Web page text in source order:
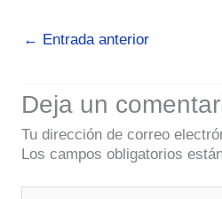
← Entrada anterior
Deja un
Tu dirección de correo
Los campos obligatorios